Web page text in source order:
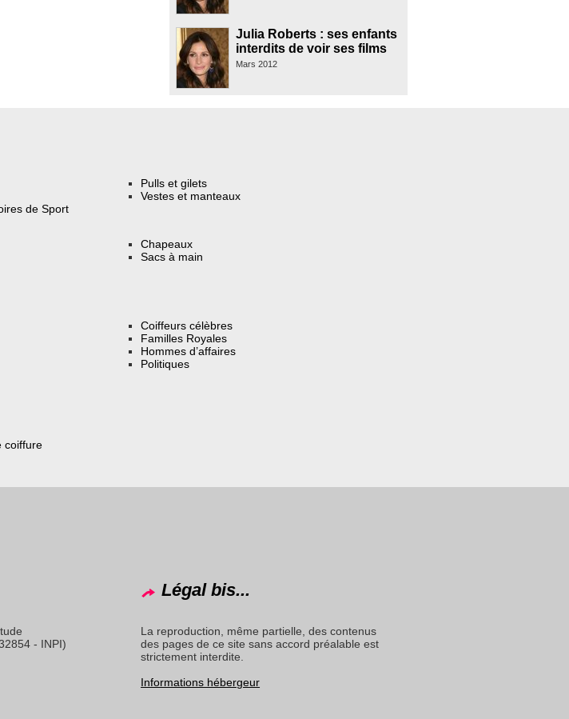
Julia Roberts : ses enfants
interdits de voir ses films
Mars 2012
de Sport
Pulls et gilets
Vestes et manteaux
Chapeaux
Sacs à main
Coiffeurs célèbres
Familles Royales
Hommes d’affaires
Politiques
coiffure
- INPI)
Légal bis...
La reproduction, même partielle, des contenus
des pages de ce site sans accord préalable est
strictement interdite.
Informations hébergeur